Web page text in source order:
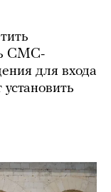
СМС-
для входа